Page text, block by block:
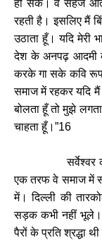
हो सकें। वे सहज
रहती है। इसलिए मैं
उठाता हूँ। यदि मेरी
देश के अनपढ़ आदमी
करके गा सके कवि रूप
समाज में रहकर यदि
बोलता हूँ तो मुझे
चाहता हूँ। ”16
एक तरफ वे समाज में
में। दिल्ली की
सड़क कभी नहीं भूले।
पैरों के प्रति श्रद्धा